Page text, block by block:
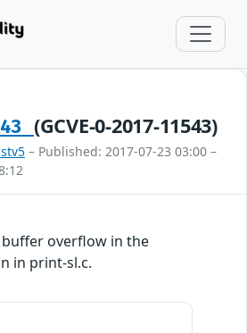
(GCVE-0-2017-11543)
– Published: 2017-07-23 03:00 –
overflow in the
in print-sl.c.